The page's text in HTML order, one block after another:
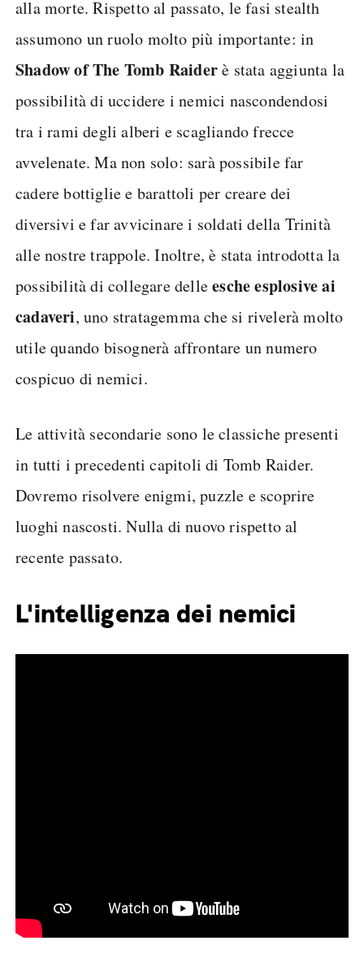
alla morte. Rispetto al passato, le fasi stealth
assumono un ruolo molto più importante: in
Shadow of The Tomb Raiderè stata aggiunta la
possibilità di uccidere i nemici nascondendosi
tra i rami degli alberi e scagliando frecce
avvelenate. Ma non solo: sarà possibile far
cadere bottiglie e barattoli per creare dei
diversivi e far avvicinare i soldati della Trinità
alle nostre trappole. Inoltre, è stata introdotta la
possibilità di collegare delleesche esplosive ai
cadaveri, uno stratagemma che si rivelerà molto
utile quando bisognerà affrontare un numero
cospicuo di nemici.
Le attività secondarie sono le classiche presenti
in tutti i precedenti capitoli di Tomb Raider.
Dovremo risolvere enigmi, puzzle e scoprire
luoghi nascosti. Nulla di nuovo rispetto al
recente passato.
L'intelligenza dei nemici